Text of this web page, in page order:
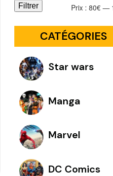
Filtrer Prix : 80€—
CATÉGORIES
Star wars
Manga
Marvel
DC Comics